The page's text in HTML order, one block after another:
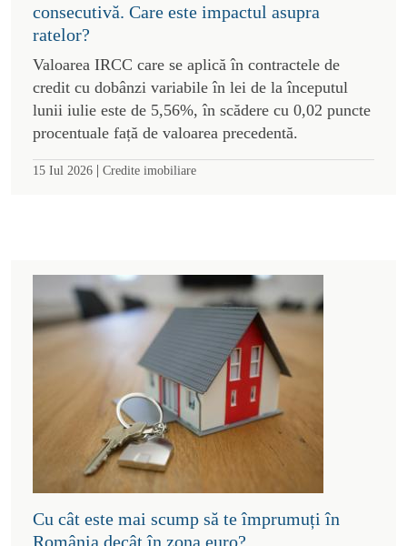
consecutivă. Care este impactul asupra
ratelor?
Valoarea IRCC care se aplică în contractele de
credit cu dobânzi variabile în lei de la începutul
lunii iulie este de 5,56%, în scădere cu 0,02 puncte
procentuale față de valoarea precedentă.
15 Iul 2026 | Credite imobiliare
Cu cât este mai scump să te împrumuți în
România decât în zona euro?